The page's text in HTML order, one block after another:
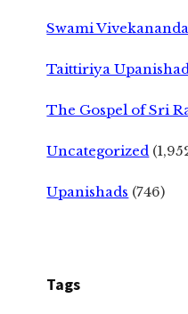
Swami
Taittiriya Upanishad
The Gospel of Sri
Uncategorized
Upanishads (746)
Tags